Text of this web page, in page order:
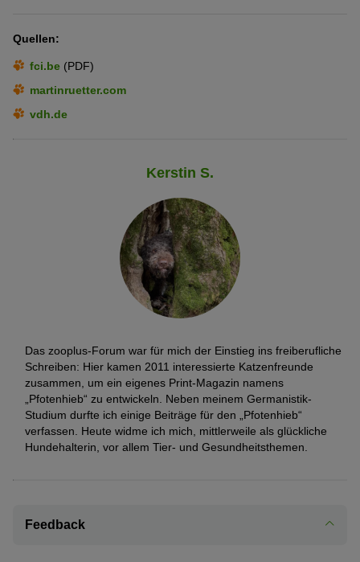
Quellen:
fci.be (PDF)
martinruetter.com
vdh.de
Kerstin S.
Das zooplus-Forum war für mich der Einstieg ins freiberufliche
Schreiben: Hier kamen 2011 interessierte Katzenfreunde
zusammen, um ein eigenes Print-Magazin namens
„Pfotenhieb“ zu entwickeln. Neben meinem Germanistik-
Studium durfte ich einige Beiträge für den „Pfotenhieb“
verfassen. Heute widme ich mich, mittlerweile als glückliche
Hundehalterin, vor allem Tier- und Gesundheitsthemen.
Feedback